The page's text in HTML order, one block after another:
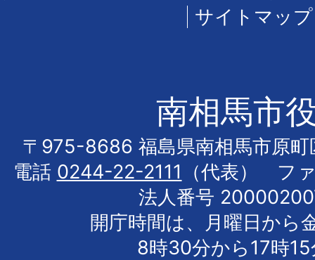
サイトマップ
南相馬市
〒975-8686 福島県南相馬市原町
電話 0244-22-2111
（代表） フ
法人番号
開庁時間は、月曜日から
8時30分から17時